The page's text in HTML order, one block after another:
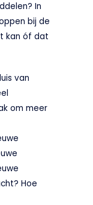
In
bij de
kan óf dat
van
om meer
Hoe